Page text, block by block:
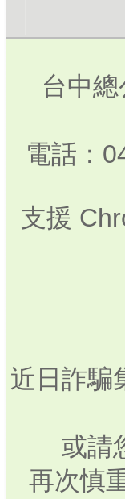
台中
電話：
支援
近日詐騙
或請
再次慎